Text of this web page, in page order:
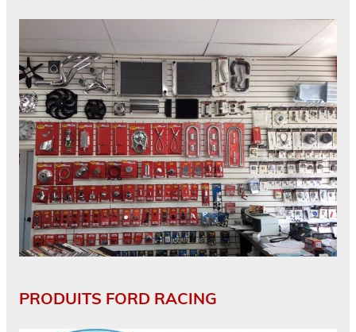
PRODUITS FORD RACING